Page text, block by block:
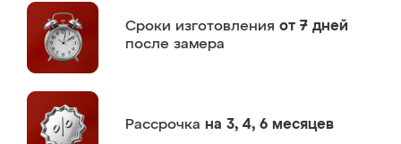
Сроки изготовления от 7 дней
после замера
Рассрочка на 3, 4, 6 месяцев